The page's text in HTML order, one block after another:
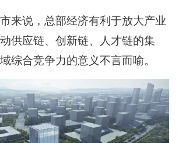
说，总部经济有利于放大产业
供应链、创新链、人才链的集
综合竞争力的意义不言而喻。